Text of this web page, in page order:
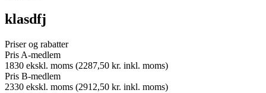
klasdfj
Priser og rabatter
Pris A-medlem
1830 ekskl. moms (2287,50 kr. inkl. moms)
Pris B-medlem
2330 ekskl. moms (2912,50 kr. inkl. moms)